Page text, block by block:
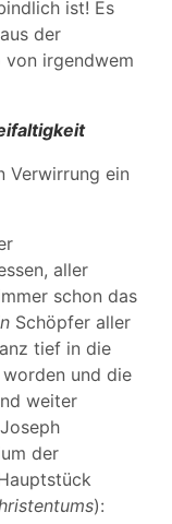
ist! Es
der
irgendwem
Verwirrung ein
aller
schon das
Schöpfer aller
tief in die
und die
weiter
der
):